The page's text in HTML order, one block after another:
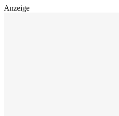
Anzeige